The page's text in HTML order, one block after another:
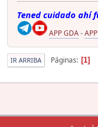
Tened cuidado ahí
APP GDA-
IR ARRIBA Páginas 1